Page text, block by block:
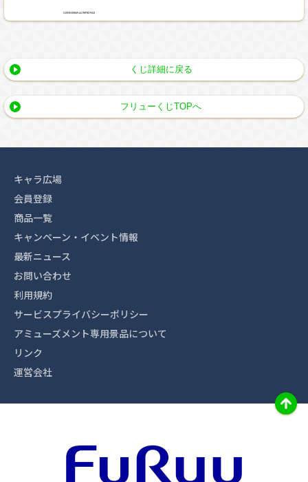
くじ詳細に戻る
フリューくじTOPへ
キャラ広場
会員登録
商品一覧
キャンペーン・イベント情報
最新ニュース
お問い合わせ
利用規約
サービスプライバシーポリシー
アミューズメント専用景品について
リンク
運営会社